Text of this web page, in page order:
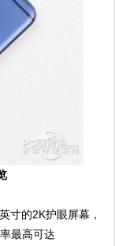
寸的2K护眼屏幕，
最高可达